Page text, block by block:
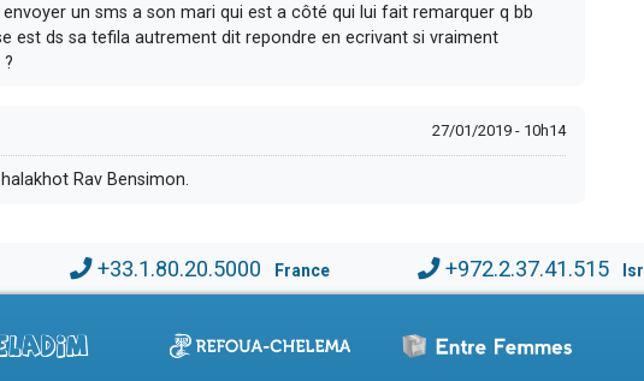
un sms a son mari qui est a côté qui lui fait remarquer q bb
est ds sa tefila autrement dit repondre en ecrivant si vraiment
27/01/2019 - 10h14
Rav Bensimon.
+33.1.80.20.5000 France +972.2.37.41.515